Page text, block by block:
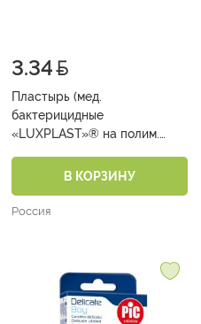
3.34
Пластырь (мед.
бактерицидные
«LUXPLAST»® на полим.
В КОРЗИНУ
Россия